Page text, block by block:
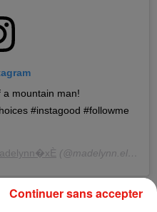
a mountain man!
#instagood #followme
(@madelynn.ellagrace) le
Continuer sans accepter